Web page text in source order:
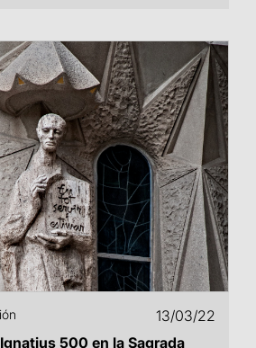
13/03/22
500 en la Sagrada